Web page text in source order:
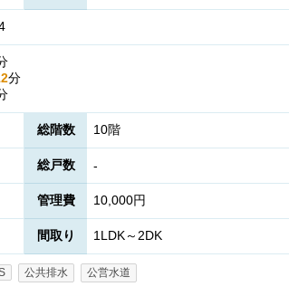
分
総階数 10階
総戸数 -
管理費 10,000円
間取り 1LDK～2DK
公共排水 公営水道